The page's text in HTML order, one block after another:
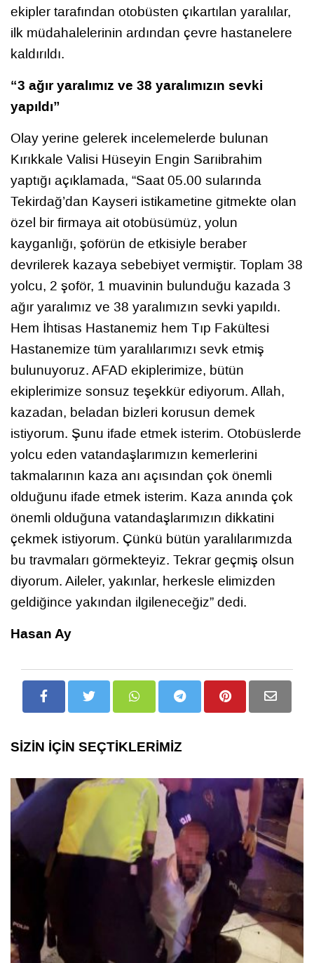
ekipler tarafından otobüsten çıkartılan yaralılar,
ilk müdahalelerinin ardından çevre hastanelere
kaldırıldı.
“3 ağır yaralımız ve 38 yaralımızın sevki
yapıldı”
Olay yerine gelerek incelemelerde bulunan
Kırıkkale Valisi Hüseyin Engin Sarıibrahim
yaptığı açıklamada, “Saat 05.00 sularında
Tekirdağ’dan Kayseri istikametine gitmekte olan
özel bir firmaya ait otobüsümüz, yolun
kayganlığı, şoförün de etkisiyle beraber
devrilerek kazaya sebebiyet vermiştir. Toplam 38
yolcu, 2 şoför, 1 muavinin bulunduğu kazada 3
ağır yaralımız ve 38 yaralımızın sevki yapıldı.
Hem İhtisas Hastanemiz hem Tıp Fakültesi
Hastanemize tüm yaralılarımızı sevk etmiş
bulunuyoruz. AFAD ekiplerimize, bütün
ekiplerimize sonsuz teşekkür ediyorum. Allah,
kazadan, beladan bizleri korusun demek
istiyorum. Şunu ifade etmek isterim. Otobüslerde
yolcu eden vatandaşlarımızın kemerlerini
takmalarının kaza anı açısından çok önemli
olduğunu ifade etmek isterim. Kaza anında çok
önemli olduğuna vatandaşlarımızın dikkatini
çekmek istiyorum. Çünkü bütün yaralılarımızda
bu travmaları görmekteyiz. Tekrar geçmiş olsun
diyorum. Aileler, yakınlar, herkesle elimizden
geldiğince yakından ilgileneceğiz” dedi.
Hasan Ay
SİZİN İÇİN SEÇTİKLERİMİZ